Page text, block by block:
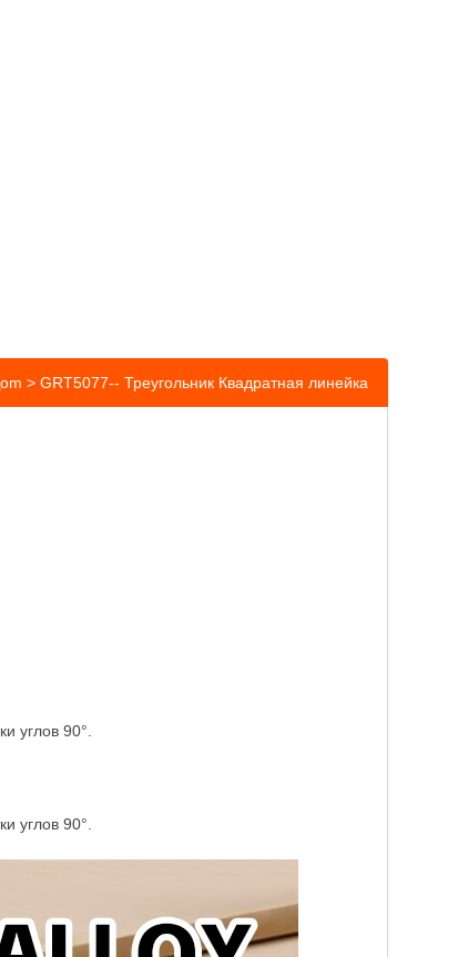
> GRT5077-- Треугольник Квадратная линейка
углов 90°.
углов 90°.